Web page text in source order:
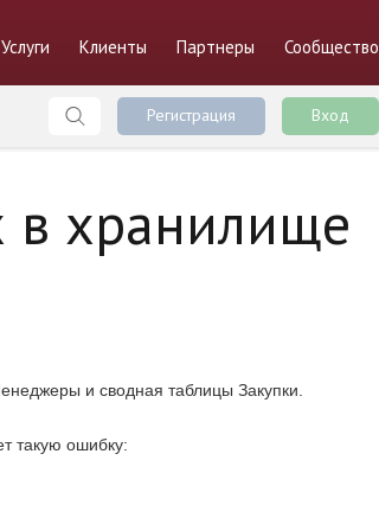
Услуги Клиенты Партнеры Сообщество
Регистрация Вход
в хранилище
и сводная таблицы Закупки.
такую ошибку: